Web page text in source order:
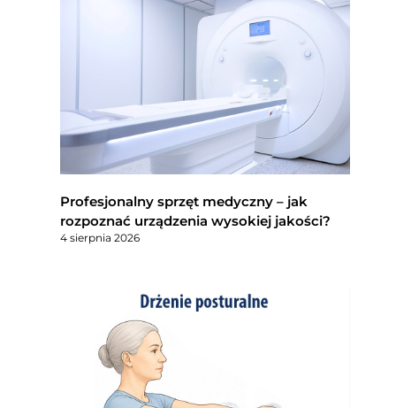
Profesjonalny sprzęt medyczny – jak
rozpoznać urządzenia wysokiej jakości?
4 sierpnia 2026